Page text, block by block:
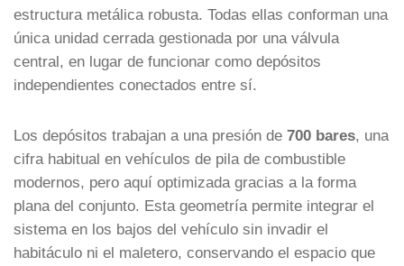
estructura metálica robusta. Todas ellas conforman una
única unidad cerrada gestionada por una válvula
central, en lugar de funcionar como depósitos
independientes conectados entre sí.
Los depósitos trabajan a una presión de 700 bares, una
cifra habitual en vehículos de pila de combustible
modernos, pero aquí optimizada gracias a la forma
plana del conjunto. Esta geometría permite integrar el
sistema en los bajos del vehículo sin invadir el
habitáculo ni el maletero, conservando el espacio que